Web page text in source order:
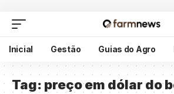
Inicial Gestão Guias do Agro
Tag: preço em dólar do